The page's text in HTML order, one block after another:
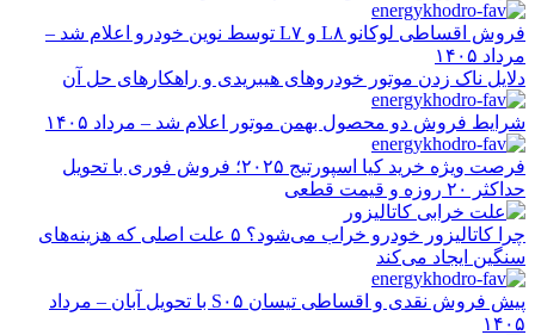
فروش اقساطی لوکانو L۸ و L۷ توسط نوین خودرو اعلام شد –
مرداد ۱۴۰۵
دلایل ناک زدن موتور خودروهای هیبریدی و راهکارهای حل آن
شرایط فروش دو محصول بهمن موتور اعلام شد – مرداد ۱۴۰۵
فرصت ویژه خرید کیا اسپورتیج ۲۰۲۵؛ فروش فوری با تحویل
حداکثر ۲۰ روزه و قیمت قطعی
چرا کاتالیزور خودرو خراب می‌شود؟ ۵ علت اصلی که هزینه‌های
سنگین ایجاد می‌کند
پیش فروش نقدی و اقساطی تیسان S۰۵ با تحویل آبان – مرداد
۱۴۰۵